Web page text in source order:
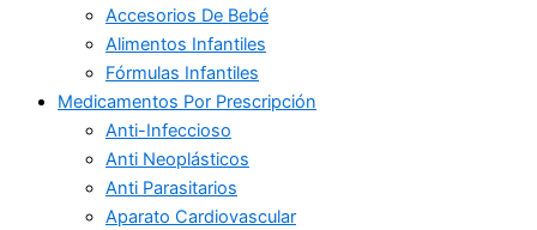
Accesorios De Bebé
Alimentos Infantiles
Fórmulas Infantiles
Medicamentos Por Prescripción
Anti-Infeccioso
Anti Neoplásticos
Anti Parasitarios
Aparato Cardiovascular